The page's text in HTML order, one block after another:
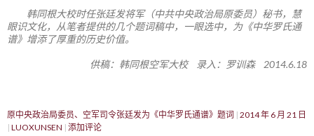
韩同根大校时任张廷发将军（中共中央政治局原委员）秘书，慧
眼识文化，从笔者提供的几个题词稿中，一眼选中，为《中华罗氏通
谱》增添了厚重的历史价值。
供稿：韩同根空军大校 录入：罗训森 2014.6.18
原中央政治局委员、空军司令张廷发为《中华罗氏通谱》题词 2014 年 6 月 21 日
LUOXUNSEN 添加评论